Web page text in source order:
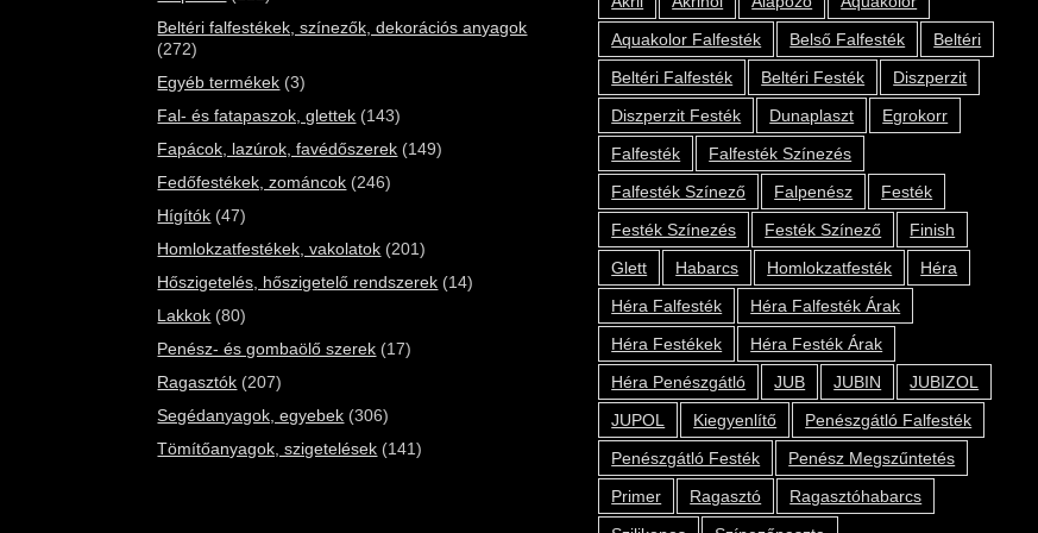
Beltéri falfestékek, színezők, dekorációs anyagok
(272)
Egyéb termékek (3)
Fal- és fatapaszok, glettek (143)
Fapácok, lazúrok, favédőszerek (149)
Fedőfestékek, zománcok (246)
Hígítók (47)
Homlokzatfestékek, vakolatok (201)
Hőszigetelés, hőszigetelő rendszerek (14)
Lakkok (80)
Penész- és gombaölő szerek (17)
Ragasztók (207)
Segédanyagok, egyebek (306)
Tömítőanyagok, szigetelések (141)
Aquakolor Falfesték
Belső Falfesték
Beltéri
Beltéri Falfesték
Beltéri Festék
Diszperzit
Diszperzit Festék
Dunaplaszt
Egrokorr
Falfesték
Falfesték Színezés
Falfesték Színező
Falpenész
Festék
Festék Színezés
Festék Színező
Finish
Glett
Habarcs Homlokzatfesték
Héra
Héra Falfesték
Héra Falfesték Árak
Héra Festékek
Héra Festék Árak
Héra Penészgátló
JUB JUBIN
JUBIZOL
JUPOL
Kiegyenlítő
Penészgátló Falfesték
Penészgátló Festék
Penész Megszűntetés
Primer
Ragasztó
Ragasztóhabarcs